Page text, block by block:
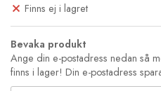
Finns ej i lagret
Bevaka produkt
Ange din e-postadress nedan så
finns i lager! Din e-postadress